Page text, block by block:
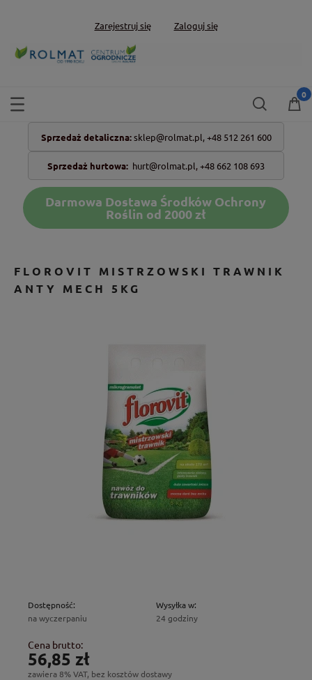
Zarejestruj się Zaloguj się
Sprzedaż detaliczna: sklep@rolmat.pl, +48 512 261 600
Sprzedaż hurtowa: hurt@rolmat.pl,+48 662 108 693
Darmowa Dostawa Środków Ochrony
Roślin od 2000 zł
FLOROVIT MISTRZOWSKI TRAWNIK
ANTY MECH 5KG
Dostępność:
na wyczerpaniu
Wysyłka w:
24 godziny
Cena brutto:
56,85 zł
zawiera 8% VAT, bez kosztów dostawy